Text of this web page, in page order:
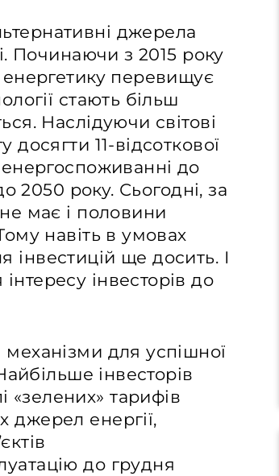
джерела
Починаючи з 2015 року
енергетику перевищує
стають більш
Наслідуючи світові
досягти 11-відсоткової
енергоспоживанні до
2050 року. Сьогодні, за
має і половини
навіть в умовах
інвестицій ще досить. І
інвесторів до
механізми для успішної
інвесторів
тарифів
джерел енергії,
до грудня